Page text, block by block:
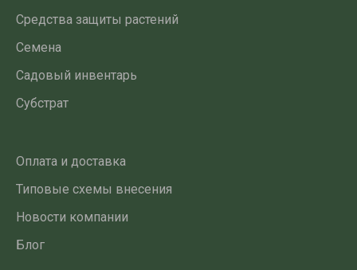
Средства защиты растений
Семена
Садовый инвентарь
Субстрат
Оплата и доставка
Типовые схемы внесения
Новости компании
Блог